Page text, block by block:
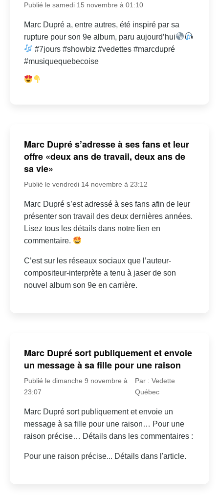
Publié le samedi 15 novembre à 01:10
Marc Dupré a, entre autres, été inspiré par sa
rupture pour son 9e album, paru aujourd’hui
#7jours #showbiz #vedettes #marcdupré
#musiquequebecoise
Marc Dupré s’adresse à ses fans et leur
offre «deux ans de travail, deux ans de
sa vie»
Publié le vendredi 14 novembre à 23:12
Marc Dupré s’est adressé à ses fans afin de leur
présenter son travail des deux dernières années.
Lisez tous les détails dans notre lien en
commentaire.
C’est sur les réseaux sociaux que l’auteur-
compositeur-interprète a tenu à jaser de son
nouvel album son 9e en carrière.
Marc Dupré sort publiquement et envoie
un message à sa fille pour une raison
Publié le dimanche 9 novembre à
23:07
Par : Vedette
Québec
Marc Dupré sort publiquement et envoie un
message à sa fille pour une raison… Pour une
raison précise… Détails dans les commentaires :
Pour une raison précise... Détails dans l'article.